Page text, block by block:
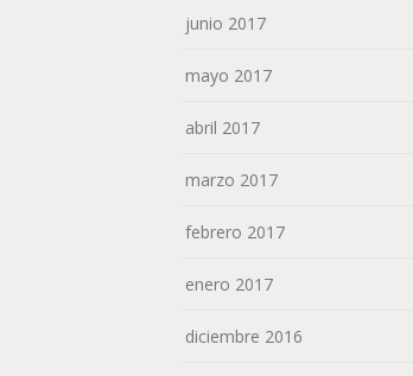
junio 2017
mayo 2017
abril 2017
marzo 2017
febrero 2017
enero 2017
diciembre 2016